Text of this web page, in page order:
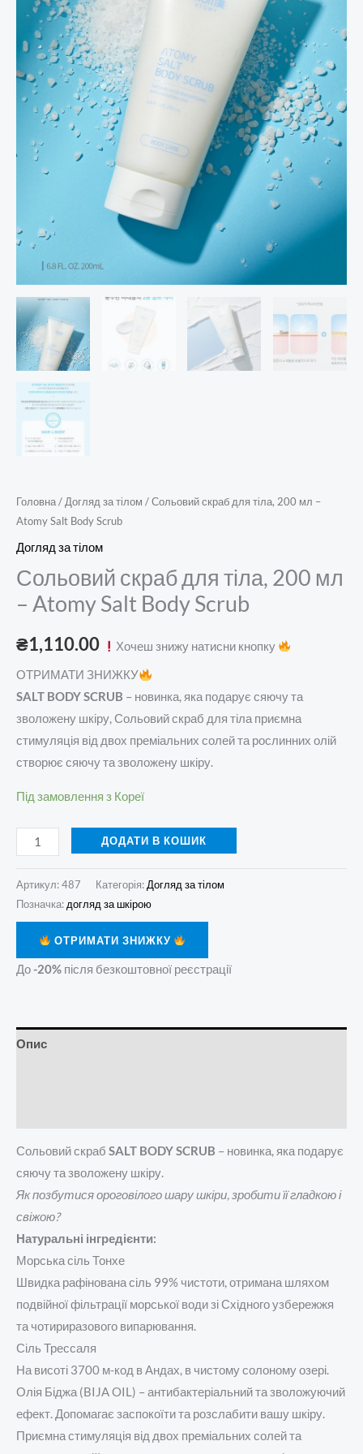
Головна/Догляд за тілом / Сольовий скраб для тіла, 200 мл –
Atomy Salt Body Scrub
Догляд за тілом
Сольовий скраб для тіла, 200 мл
– Atomy Salt Body Scrub
₴1,110.00 Хочеш знижу натисни кнопку
ОТРИМАТИ ЗНИЖКУ
SALT BODY SCRUB – новинка, яка подарує сяючу та
зволожену шкіру, Сольовий скраб для тіла приємна
стимуляція від двох преміальних солей та рослинних олій
створює сяючу та зволожену шкіру.
Під замовлення з Кореї
ДОДАТИ В КОШИК
Артикул:487 Категорія: Догляд за тілом
Позначка: догляд за шкірою
ОТРИМАТИ ЗНИЖКУ
До-20% після безкоштовної реєстрації
Опис
Сольовий скраб SALT BODY SCRUB – новинка, яка подарує
сяючу та зволожену шкіру.
Як позбутися ороговілого шару шкіри, зробити її гладкою і
свіжою?
Натуральні інгредієнти:
Морська сіль Тонхе
Швидка рафінована сіль 99% чистоти, отримана шляхом
подвійної фільтрації морської води зі Східного узбережжя
та чотириразового випарювання.
Сіль Трессаля
На висоті 3700 м-код в Андах, в чистому солоному озері.
Олія Біджа (BIJA OIL) – антибактеріальний та зволожуючий
ефект. Допомагає заспокоїти та розслабити вашу шкіру.
Приємна стимуляція від двох преміальних солей та